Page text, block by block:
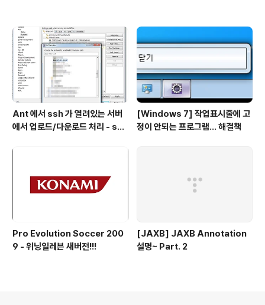
Ant 에서 ssh 가 열려있는 서버
에서 업로드/다운로드 처리 - scp
[Windows 7] 작업표시줄에 고
정이 안되는 프로그램... 해결책
Pro Evolution Soccer 200
9 - 위닝일레븐 새버전!!!
[JAXB] JAXB Annotation
설명~ Part. 2